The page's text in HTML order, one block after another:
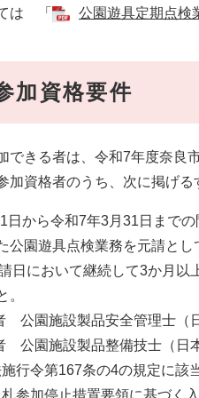
は 「 公園遊具定期点検
加資格要件
きる者は、令和7年度奈良
加資格者のうち、次に掲げ
日から令和7年3月31日まで
公園遊具点検業務を元請と
日において継続して3か月
。
公園施設製品安全管理士（
公園施設製品整備技士（日
行令第167条の4の規定に該